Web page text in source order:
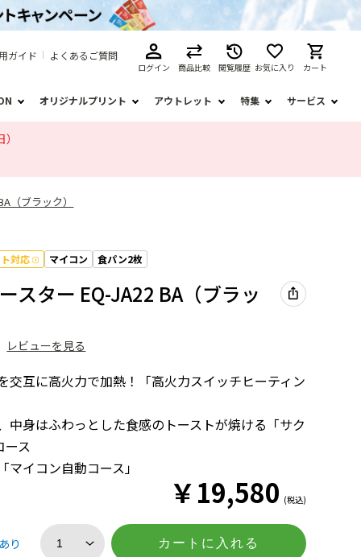
ガイド よくあるご質問
ログイン 商品比較 閲覧履歴 お気に入り カート
オリジナルプリント アウトレット 特集 サービス
（ブラック）
対応 マイコン 食パン2枚
スター EQ-JA22 BA（ブラッ
レビューを見る
互に高火力で加熱！「高火力スイッチヒーティン
身はふわっとした食感のトーストが焼ける「サク
ース
イコン自動コース」
￥19,580 (税込)
り カートに入れる